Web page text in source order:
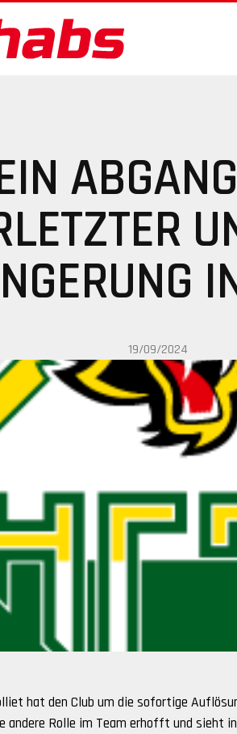
19/09/2024
hat den Club um die sofortige
andere Rolle im Team erhofft und sieht